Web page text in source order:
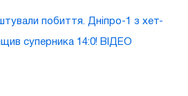
побиття. Дніпро-1 з хет-
суперника 14:0! ВІДЕО